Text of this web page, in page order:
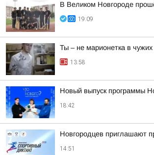
В Великом Новгороде
19:09
Ты – не марионетка в чужих
13:58
Новый выпуск программы
18:42
Новгородцев приглашают
14:51